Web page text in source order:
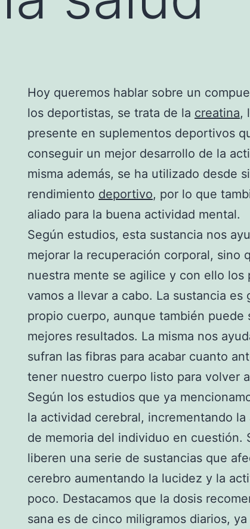
Hoy queremos hablar sobre un
los deportistas, se trata de la creatina,
presente en suplementos deportivos
conseguir un mejor desarrollo de la
misma además, se ha utilizado desde
rendimiento deportivo, por lo que
aliado para la buena actividad mental.
Según estudios, esta sustancia nos
mejorar la recuperación corporal, sino
nuestra mente se agilice y con ello los
vamos a llevar a cabo. La sustancia es
propio cuerpo, aunque también puede
mejores resultados. La misma nos
sufran las fibras para acabar cuanto
tener nuestro cuerpo listo para volver
Según los estudios que ya
la actividad cerebral, incrementando
de memoria del individuo en cuestión.
liberen una serie de sustancias que
cerebro aumentando la lucidez y la
poco. Destacamos que la dosis
sana es de cinco miligramos diarios,